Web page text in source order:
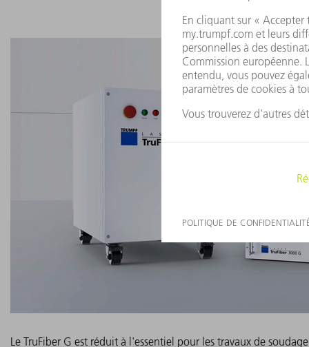
Le TruFiber G est réduit à l'essentiel pour les travaux de